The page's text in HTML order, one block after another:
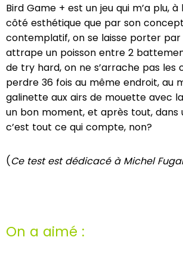
Bird Game + est un jeu qui m’a plu,
côté esthétique que par son
contemplatif, on se laisse porter par
attrape un poisson entre 2
de try hard, on ne s’arrache pas les
perdre 36 fois au même endroit, au
galinette aux airs de mouette avec
un bon moment, et après tout, dans
c’est tout ce qui compte, non?
(Ce test est dédicacé à Michel
On a aimé :